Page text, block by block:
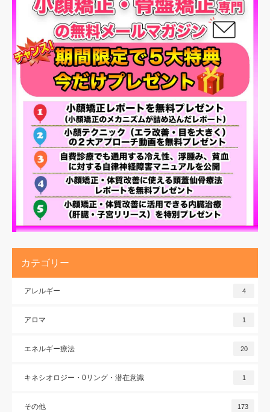
カテゴリー
アレルギー 4
アロマ 1
エネルギー療法 20
キネシオロジー・0リング・潜在意識 1
その他 173